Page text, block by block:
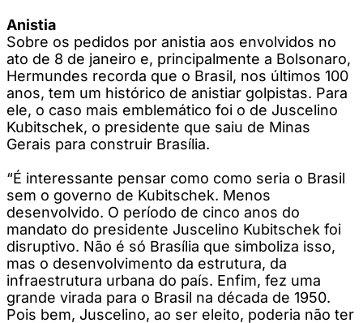
Anistia
Sobre os pedidos por anistia aos envolvidos no
ato de 8 de janeiro e, principalmente a Bolsonaro,
Hermundes recorda que o Brasil, nos últimos 100
anos, tem um histórico de anistiar golpistas. Para
ele, o caso mais emblemático foi o de Juscelino
Kubitschek, o presidente que saiu de Minas
Gerais para construir Brasília.
“É interessante pensar como como seria o Brasil
sem o governo de Kubitschek. Menos
desenvolvido. O período de cinco anos do
mandato do presidente Juscelino Kubitschek foi
disruptivo. Não é só Brasília que simboliza isso,
mas o desenvolvimento da estrutura, da
infraestrutura urbana do país. Enfim, fez uma
grande virada para o Brasil na década de 1950.
Pois bem, Juscelino, ao ser eleito, poderia não ter